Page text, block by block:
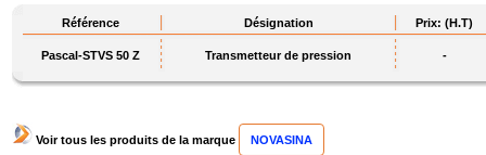
Référence Désignation Prix: (H.T)
Pascal-STVS 50 Z Transmetteur de pression -
Voir tous les produits de la marque NOVASINA